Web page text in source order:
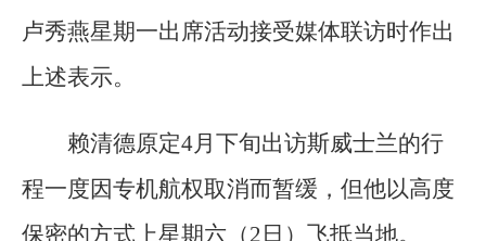
卢秀燕星期一出席活动接受媒体联访时作出
上述表示。
赖清德原定4月下旬出访斯威士兰的行
程一度因专机航权取消而暂缓，但他以高度
保密的方式上星期六（2日）飞抵当地。